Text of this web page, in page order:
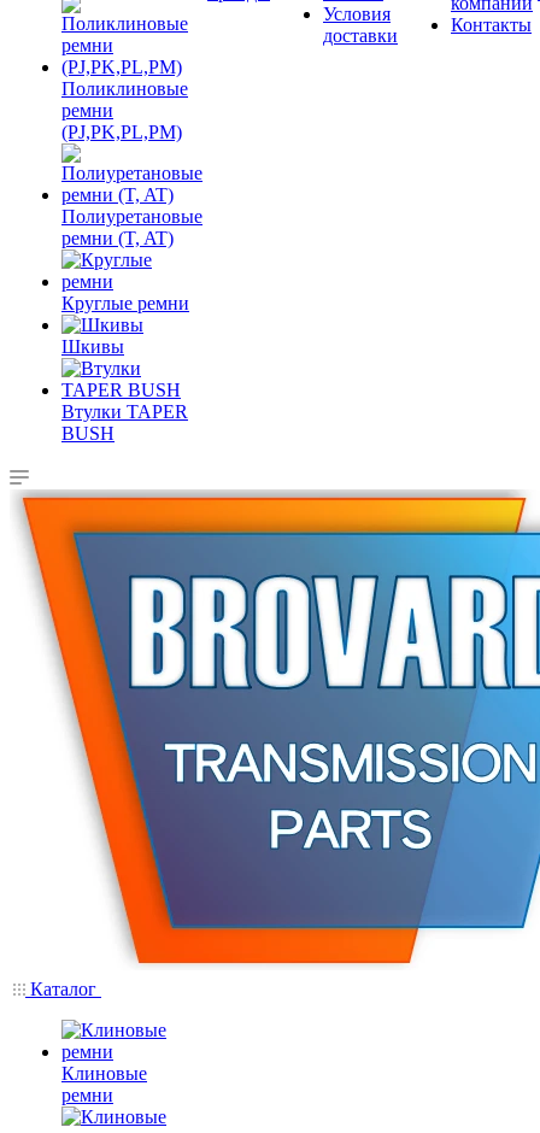
Поликлиновые
ремни
(PJ,PK,PL,PM)
Полиуретановые
ремни (T, AT)
Круглые ремни
Шкивы
Втулки TAPER
BUSH
Условия
доставки
Контакты
Каталог
Клиновые
ремни